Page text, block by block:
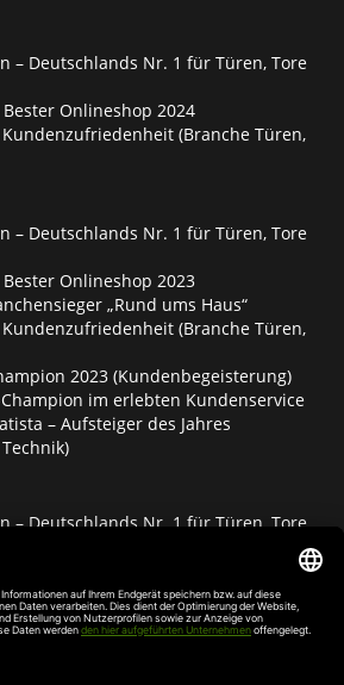
– Deutschlands Nr. 1 für Türen, Tore
Onlineshop 2024
Kundenzufriedenheit (Branche Türen,
– Deutschlands Nr. 1 für Türen, Tore
Onlineshop 2023
„Rund ums Haus“
Kundenzufriedenheit (Branche Türen,
2023 (Kundenbegeisterung)
Champion im erlebten Kundenservice
– Aufsteiger des Jahres
– Deutschlands Nr. 1 für Türen, Tore
Onlineshop 2022
„Rund ums Haus“
Champion im erlebten Kundenservice
Gold-Rang (Türen, Tore &